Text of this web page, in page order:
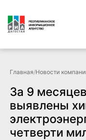
Главная/Новости
За 9
выявлены
четверти